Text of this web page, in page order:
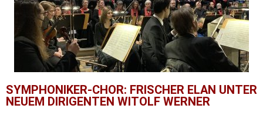
SYMPHONIKER-CHOR: FRISCHER ELAN UNTER
NEUEM DIRIGENTEN WITOLF WERNER